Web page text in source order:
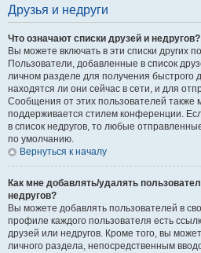
Друзья и недруги
Что означают списки друзей и недругов?
Вы можете включать в эти списки других
Пользователи, добавленные в список
личном разделе для получения быстрого
находятся ли они сейчас в сети, и для
Сообщения от этих пользователей также
поддерживается стилем конференции.
в список недругов, то любые
по умолчанию.
Вернуться к началу
Как мне добавлять/удалять
недругов?
Вы можете добавлять пользователей в
профиле каждого пользователя есть
друзей или недругов. Кроме того, вы
личного раздела, непосредственным